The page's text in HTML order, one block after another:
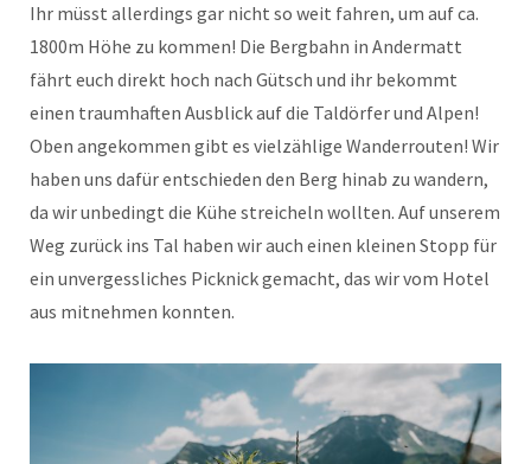
Ihr müsst allerdings gar nicht so weit fahren, um auf ca.
1800m Höhe zu kommen! Die Bergbahn in Andermatt
fährt euch direkt hoch nach Gütsch und ihr bekommt
einen traumhaften Ausblick auf die Taldörfer und Alpen!
Oben angekommen gibt es vielzählige Wanderrouten! Wir
haben uns dafür entschieden den Berg hinab zu wandern,
da wir unbedingt die Kühe streicheln wollten. Auf unserem
Weg zurück ins Tal haben wir auch einen kleinen Stopp für
ein unvergessliches Picknick gemacht, das wir vom Hotel
aus mitnehmen konnten.